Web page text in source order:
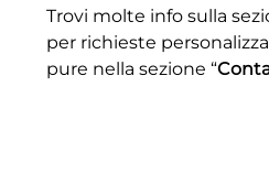
Trovi molte info sulla
per richieste
pure nella sezione “